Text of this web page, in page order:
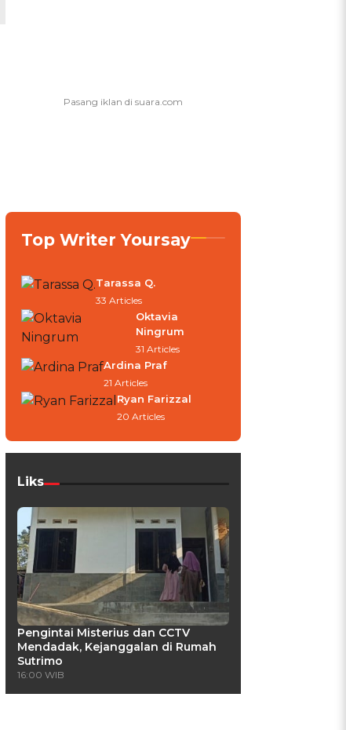
Top Writer Yoursay
Tarassa Q.
33 Articles
Oktavia
Ningrum
31 Articles
Ardina Praf
21 Articles
Ryan Farizzal
20 Articles
Liks
Pengintai Misterius dan CCTV
Mendadak, Kejanggalan di Rumah
Sutrimo
16:00 WIB